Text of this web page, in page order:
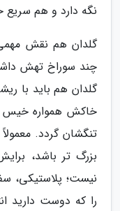
نگه دارد و هم
گلدان هم نقش
چند سوراخ تهش
گلدان هم باید با
خاکش همواره خیس
بزرگ تر باشد،
نیست؛ پلاستیکی،